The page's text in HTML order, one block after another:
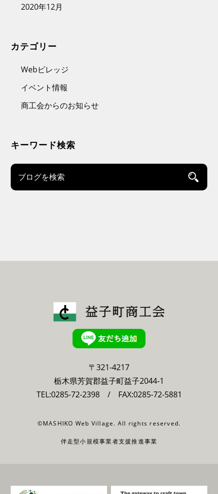
2020年12月
カテゴリー
Webビレッジ
イベント情報
商工会からのお知らせ
キーワード検索
〒321-4217
栃木県芳賀郡益子町益子2044-1
TEL:0285-72-2398/ FAX:0285-72-5881
©MASHIKO Web Village. All rights reserved.
伴走型小規模事業者支援推進事業